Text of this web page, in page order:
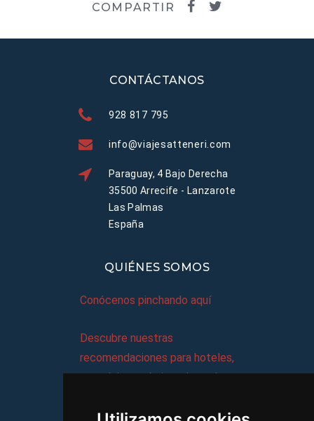
COMPARTIR
CONTÁCTANOS
928 817 795
info@viajesatteneri.com
Paraguay, 4 Bajo Derecha
35500 Arrecife - Lanzarote
Las Palmas
España
QUIÉNES SOMOS
Conócenos pinchando aquí
Descubre nuestras
recomendaciones para hoteles,
complejos turísticos, hostales,
viajes, y mucho más!